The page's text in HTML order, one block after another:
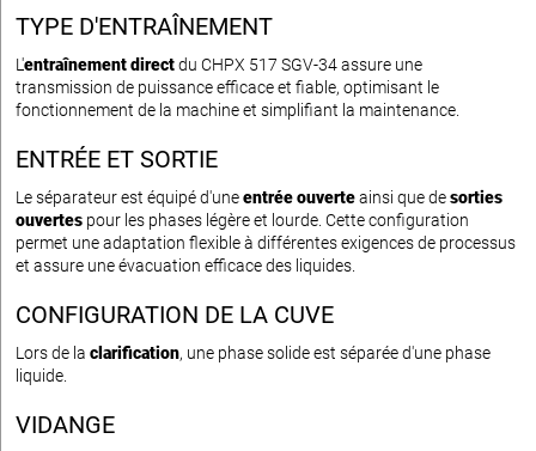
TYPE D'ENTRAÎNEMENT
L'entraînement directdu CHPX 517 SGV-34 assure une
transmission de puissance efficace et fiable, optimisant le
fonctionnement de la machine et simplifiant la maintenance.
ENTRÉE ET SORTIE
Le séparateur est équipé d'uneentrée ouverteainsi que desorties
ouvertes pour les phases légère et lourde. Cette configuration
permet une adaptation flexible à différentes exigences de processus
et assure une évacuation efficace des liquides.
CONFIGURATION DE LA CUVE
Lors de la clarification, une phase solide est séparée d'une phase
liquide.
VIDANGE